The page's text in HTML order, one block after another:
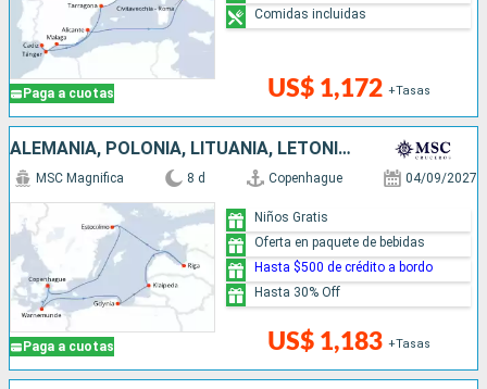
Paga a cuotas US$ 1,172 +Tasas
Comidas incluidas
ALEMANIA, POLONIA, LITUANIA, LETONIA, SUECIA, DINAMARCA
Paga a cuotas
MSC Magnifica 8 d Copenhague 04/09/2027
US$ 1,183 +Tasas
Niños Gratis
Oferta en paquete de bebidas
Hasta $500 de crédito a bordo
Hasta 30% Off